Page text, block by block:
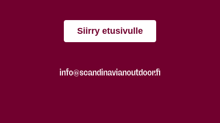
Siirry etusivulle
info@scandinavianoutdoor.fi